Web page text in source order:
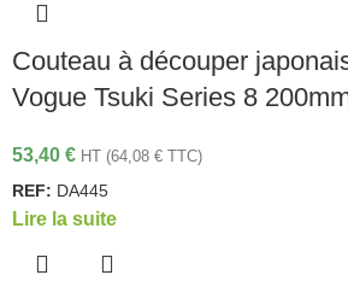
Couteau à découper
Vogue Tsuki Series 8
53,40 € HT (64,08 € TTC)
REF: DA445
Lire la suite